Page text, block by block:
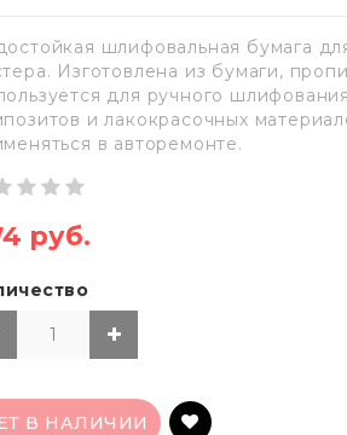
шлифовальная бумага
Изготовлена из бумаги,
для ручного
и лакокрасочных
в авторемонте.
руб.
В НАЛИЧИИ